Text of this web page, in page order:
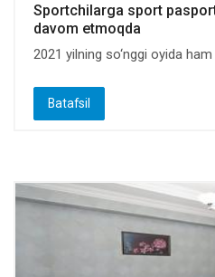
Sportchilarga sport
davom etmoqda
2021 yilning so‘nggi oyida
Batafsil